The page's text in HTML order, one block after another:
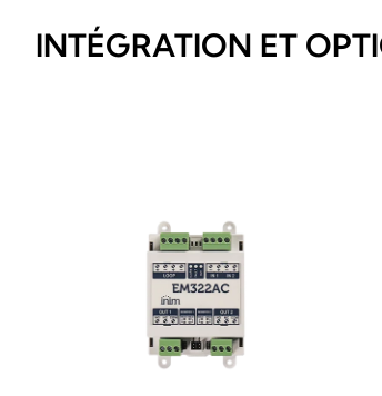
INTÉGRATION ET